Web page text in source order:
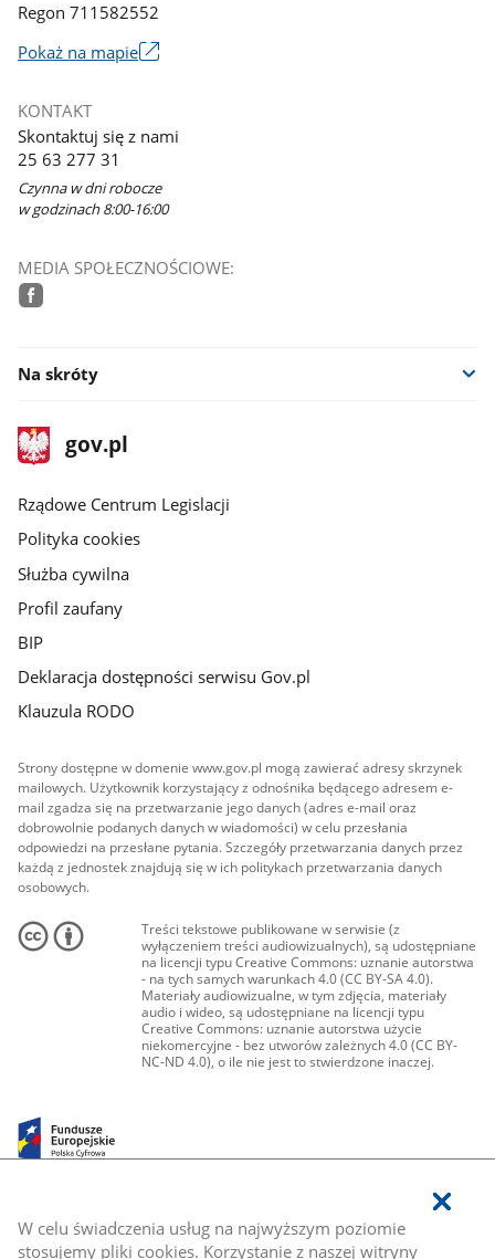
W celu świadczenia usług na najwyższym poziomie
stosujemy pliki cookies. Korzystanie z naszej witryny
Regon 711582552
Pokaż na mapieLink
nowym
KONTAKT
Skontaktuj się z nami
25 63 277 31
Czynna w dni robocze
w godzinach 8:00-16:00
MEDIA SPOŁECZNOŚCIOWE:
Na skróty
stopka
gov.plStrona
gov.pl
Rządowe Centrum Legislacji
Polityka cookies
Służba cywilna
Profil zaufany
BIP
Deklaracja dostępności serwisu Gov.pl
Klauzula RODO
Strony dostępne w domenie www.gov.pl mogą zawierać adresy skrzynek
mailowych. Użytkownik korzystający z odnośnika będącego adresem e-
mail zgadza się na przetwarzanie jego danych (adres e-mail oraz
dobrowolnie podanych danych w wiadomości) w celu przesłania
odpowiedzi na przesłane pytania. Szczegóły przetwarzania danych przez
każdą z jednostek znajdują się w ich politykach przetwarzania danych
osobowych.
Treści tekstowe publikowane w serwisie (z
wyłączeniem treści audiowizualnych), są udostępniane
na licencji typu Creative Commons: uznanie autorstwa
- na tych samych warunkach 4.0 (CC BY-SA 4.0).
Materiały audiowizualne, w tym zdjęcia, materiały
audio i wideo, są udostępniane na licencji typu
Creative Commons: uznanie autorstwa użycie
niekomercyjne - bez utworów zależnych 4.0 (CC BY-
NC-ND 4.0), o ile nie jest to stwierdzone inaczej.